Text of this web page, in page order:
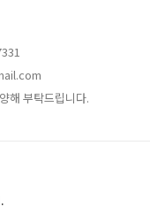
해 부탁드립니다.